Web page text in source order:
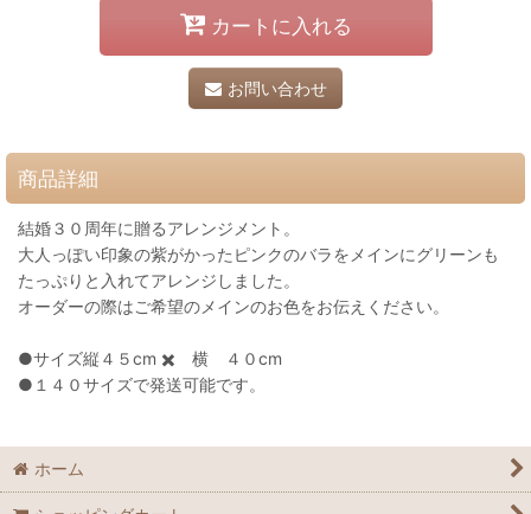
カートに入れる
お問い合わせ
商品詳細
結婚３０周年に贈るアレンジメント。
大人っぽい印象の紫がかったピンクのバラをメインにグリーンも
たっぷりと入れてアレンジしました。
オーダーの際はご希望のメインのお色をお伝えください。
●サイズ縦４５cm ✖️ 横 ４０cm
●１４０サイズで発送可能です。
ホーム